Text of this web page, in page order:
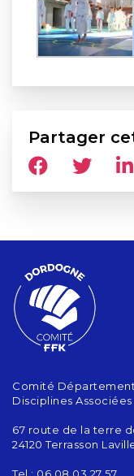
Partager
Comité
Disciplines Associées
67 route de la terre
24120 Terrasson